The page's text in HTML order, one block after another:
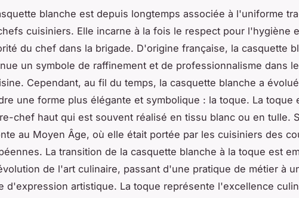
blanche est depuis longtemps associée à l'uniforme
cuisiniers. Elle incarne à la fois le respect pour l'hygiène
du chef dans la brigade. D'origine française, la casquette
un symbole de raffinement et de professionnalisme dans
Cependant, au fil du temps, la casquette blanche a
une forme plus élégante et symbolique : la toque. La toque
chef haut qui est souvent réalisé en tissu blanc ou en tulle.
au Moyen Âge, où elle était portée par les cuisiniers des
La transition de la casquette blanche à la toque est
de l'art culinaire, passant d'une pratique de métier à
d'expression artistique. La toque représente l'excellence